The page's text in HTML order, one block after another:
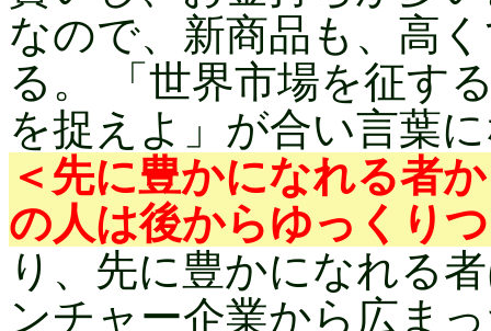
なので、新商品も、高
る。 「世界市場を征す
を捉えよ」が合い言葉
＜先に豊かになれる者
の人は後からゆっくり
り、先に豊かになれる
ンチャー企業から広ま